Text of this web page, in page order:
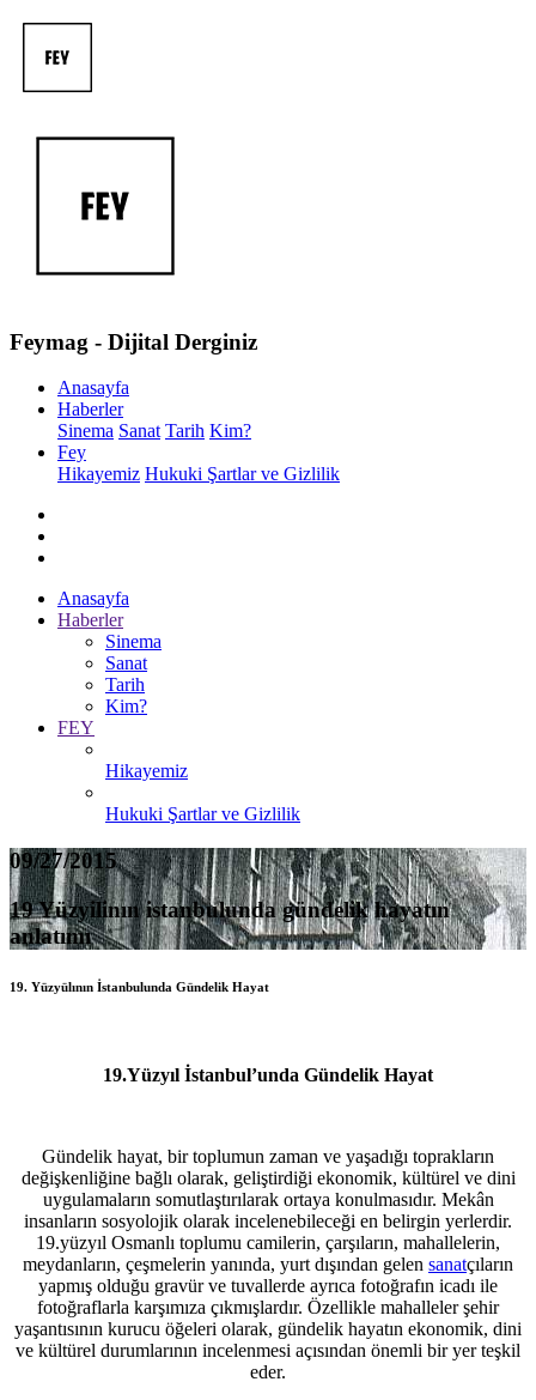
Feymag - Dijital Derginiz
Anasayfa
Haberler
Sinema Sanat Tarih Kim?
Fey
Hikayemiz Hukuki Şartlar ve Gizlilik
Anasayfa
Haberler
Sinema
Sanat
Tarih
Kim?
FEY
Hikayemiz
Hukuki Şartlar ve Gizlilik
09/27/2015
19 Yüzyilinın istanbulunda gündelik hayatın
anlatımı
19. Yüzyülının İstanbulunda Gündelik Hayat
19.Yüzyıl İstanbul’unda Gündelik Hayat
Gündelik hayat, bir toplumun zaman ve yaşadığı toprakların
değişkenliğine bağlı olarak, geliştirdiği ekonomik, kültürel ve dini
uygulamaların somutlaştırılarak ortaya konulmasıdır. Mekân
insanların sosyolojik olarak incelenebileceği en belirgin yerlerdir.
19.yüzyıl Osmanlı toplumu camilerin, çarşıların, mahallelerin,
meydanların, çeşmelerin yanında, yurt dışından gelen sanatçıların
yapmış olduğu gravür ve tuvallerde ayrıca fotoğrafın icadı ile
fotoğraflarla karşımıza çıkmışlardır. Özellikle mahalleler şehir
yaşantısının kurucu öğeleri olarak, gündelik hayatın ekonomik, dini
ve kültürel durumlarının incelenmesi açısından önemli bir yer teşkil
eder.